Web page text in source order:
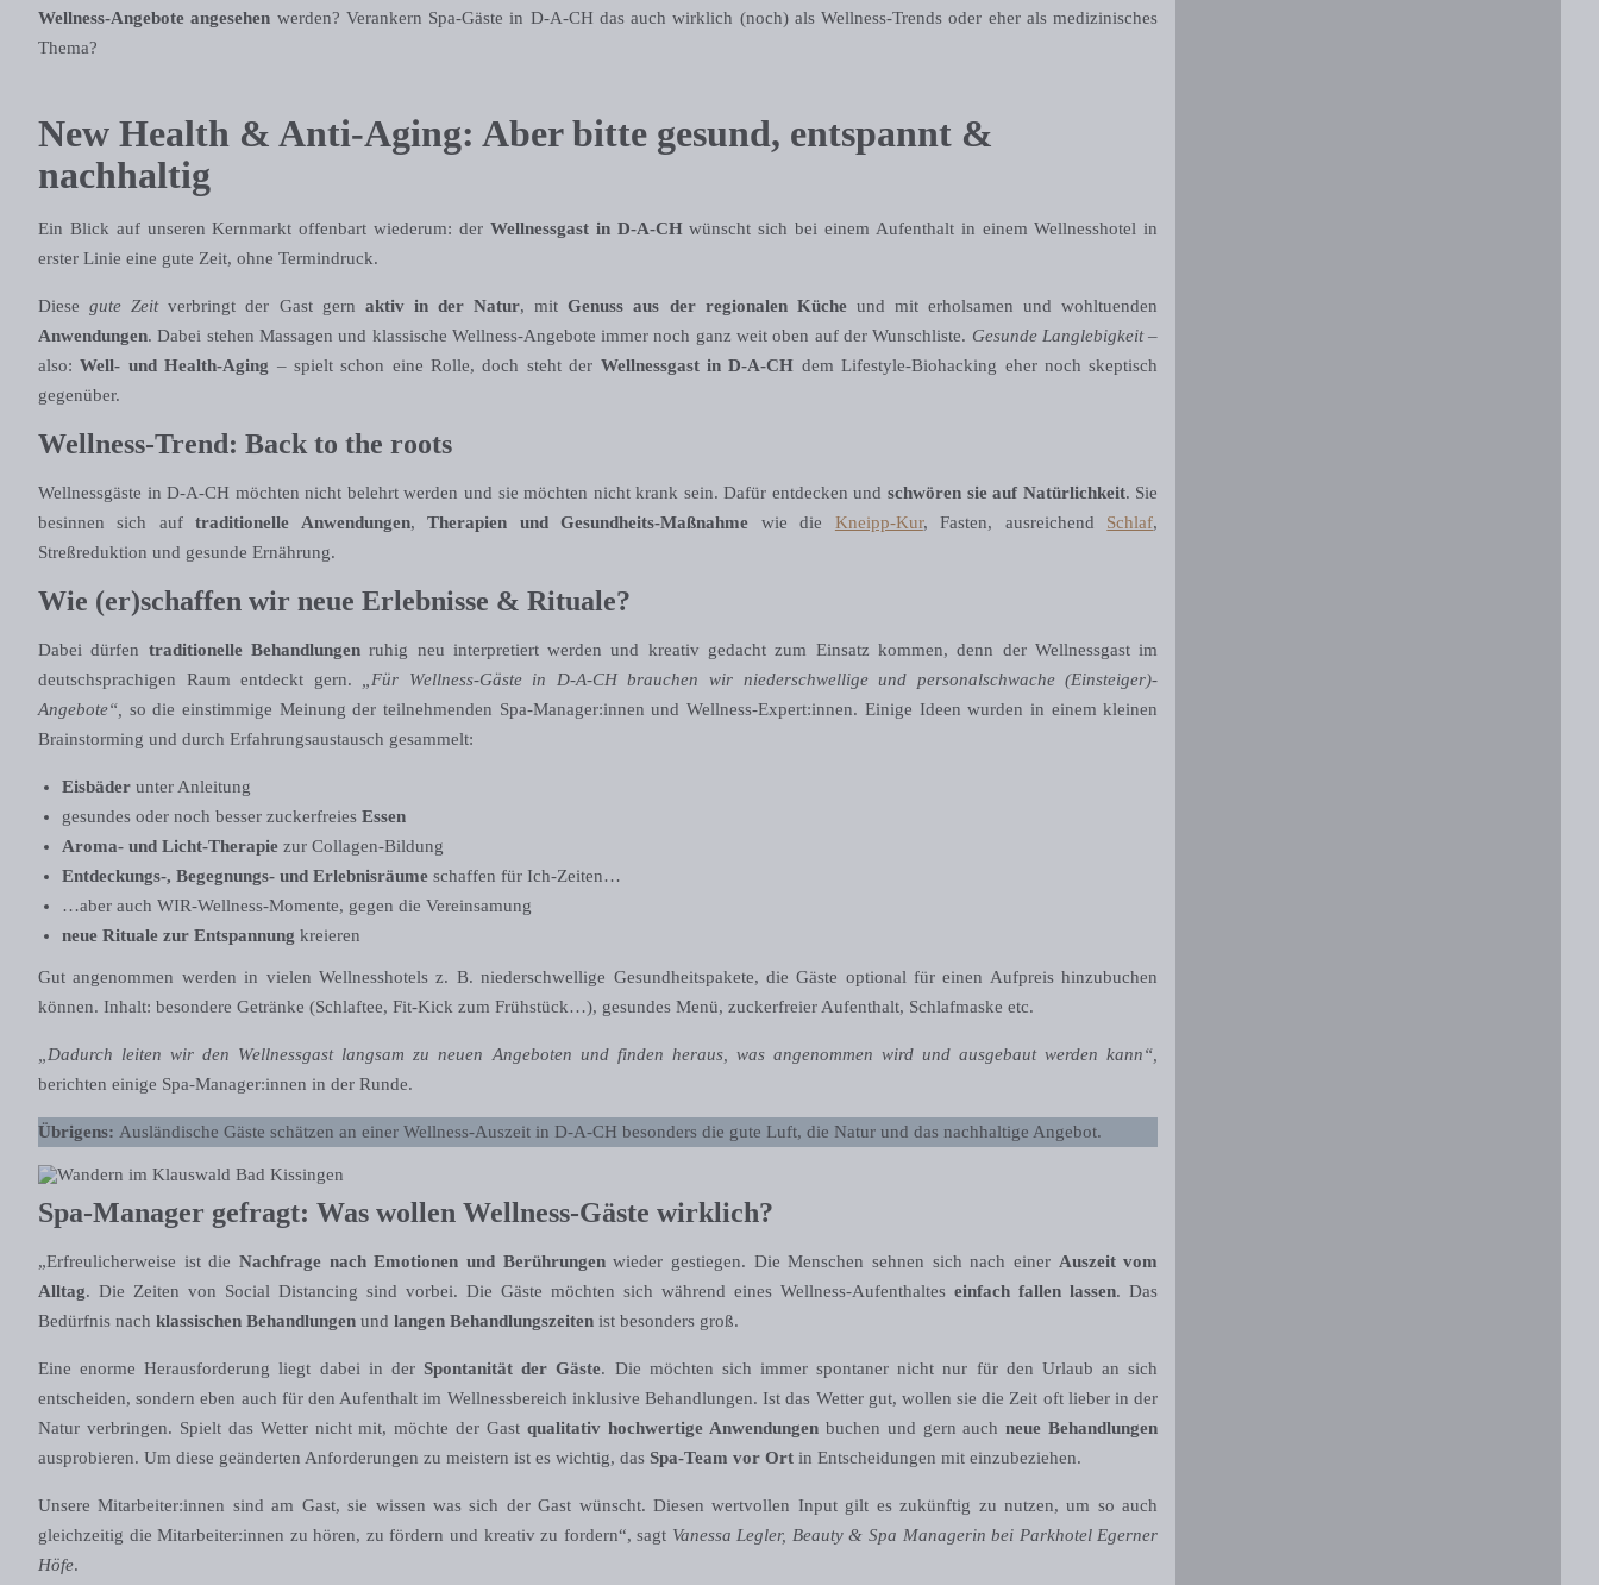
Wellness-Angebote angesehen werden? Verankern Spa-Gäste in D-A-CH das auch wirklich (noch) als Wellness-Trends oder eher als medizinisches
Thema?
New Health & Anti-Aging: Aber bitte gesund, entspannt &
nachhaltig
Ein Blick auf unseren Kernmarkt offenbart wiederum: der Wellnessgast in D-A-CHwünscht sich bei einem Aufenthalt in einem Wellnesshotel in
erster Linie eine gute Zeit, ohne Termindruck.
Diesegute Zeitverbringt der Gast gern aktiv in der Natur, mitGenuss aus der regionalen Kücheund mit erholsamen und wohltuenden
Anwendungen. Dabei stehen Massagen und klassische Wellness-Angebote immer noch ganz weit oben auf der Wunschliste. Gesunde Langlebigkeit–
also:Well- und Health-Aging – spielt schon eine Rolle, doch steht der Wellnessgast in D-A-CH dem Lifestyle-Biohacking eher noch skeptisch
gegenüber.
Wellness-Trend: Back to the roots
Wellnessgäste in D-A-CH möchten nicht belehrt werden und sie möchten nicht krank sein. Dafür entdecken und schwören sie auf Natürlichkeit. Sie
besinnen sich auftraditionelle Anwendungen,Therapien und Gesundheits-Maßnahme wie die Kneipp-Kur, Fasten, ausreichend Schlaf,
Streßreduktion und gesunde Ernährung.
Wie (er)schaffen wir neue Erlebnisse & Rituale?
Dabei dürfen traditionelle Behandlungenruhig neu interpretiert werden und kreativ gedacht zum Einsatz kommen, denn der Wellnessgast im
deutschsprachigen Raum entdeckt gern.
„Für Wellness-Gäste in D-A-CH brauchen wir niederschwellige und personalschwache (Einsteiger)-
Angebote“,
so die einstimmige Meinung der teilnehmenden Spa-Manager:innen und Wellness-Expert:innen. Einige Ideen wurden in einem kleinen
Brainstorming und durch Erfahrungsaustausch gesammelt:
Eisbäder unter Anleitung
gesundes oder noch besser zuckerfreies Essen
Aroma- und Licht-Therapie zur Collagen-Bildung
Entdeckungs-, Begegnungs- und Erlebnisräume schaffen für Ich-Zeiten…
…aber auch WIR-Wellness-Momente, gegen die Vereinsamung
neue Rituale zur Entspannung kreieren
Gut angenommen werden in vielen Wellnesshotels z. B. niederschwellige Gesundheitspakete, die Gäste optional für einen Aufpreis hinzubuchen
können. Inhalt: besondere Getränke (Schlaftee, Fit-Kick zum Frühstück…), gesundes Menü, zuckerfreier Aufenthalt, Schlafmaske etc.
„Dadurch leiten wir den Wellnessgast langsam zu neuen Angeboten und finden heraus, was angenommen wird und ausgebaut werden kann“,
berichten einige Spa-Manager:innen in der Runde.
Übrigens: Ausländische Gäste schätzen an einer Wellness-Auszeit in D-A-CH besonders die gute Luft, die Natur und das nachhaltige Angebot.
Spa-Manager gefragt: Was wollen Wellness-Gäste wirklich?
„Erfreulicherweise ist die Nachfrage nach Emotionen und Berührungenwieder gestiegen. Die Menschen sehnen sich nach einer Auszeit vom
Alltag. Die Zeiten von Social Distancing sind vorbei. Die Gäste möchten sich während eines Wellness-Aufenthalteseinfach fallen lassen. Das
Bedürfnis nach klassischen Behandlungen und langen Behandlungszeiten ist besonders groß.
Eine enorme Herausforderung liegt dabei in derSpontanität der Gäste. Die möchten sich immer spontaner nicht nur für den Urlaub an sich
entscheiden, sondern eben auch für den Aufenthalt im Wellnessbereich inklusive Behandlungen. Ist das Wetter gut, wollen sie die Zeit oft lieber in der
Natur verbringen. Spielt das Wetter nicht mit, möchte der Gastqualitativ hochwertige Anwendungenbuchen und gern auchneue Behandlungen
ausprobieren. Um diese geänderten Anforderungen zu meistern ist es wichtig, das Spa-Team vor Ort in Entscheidungen mit einzubeziehen.
Unsere Mitarbeiter:innen sind am Gast, sie wissen was sich der Gast wünscht. Diesen wertvollen Input gilt es zukünftig zu nutzen, um so auch
gleichzeitig die Mitarbeiter:innen zu hören, zu fördern und kreativ zu fordern“, sagt Vanessa Legler, Beauty & Spa Managerin bei Parkhotel Egerner
Höfe.